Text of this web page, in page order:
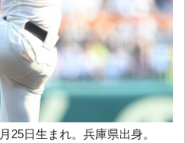
25日生まれ。兵庫県出身。